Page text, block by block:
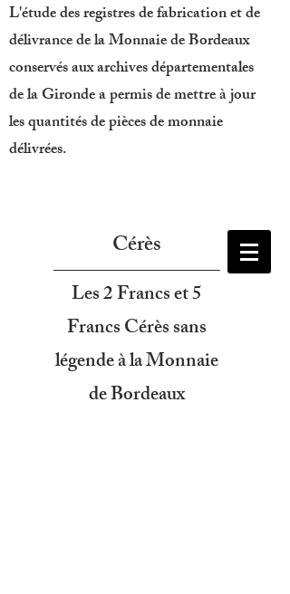
Cérès
Les 2 Francs et 5
Francs Cérès sans
légende à la Monnaie
de Bordeaux
L'étude des registres de fabrication et de
délivrance de la Monnaie de Bordeaux
conservés aux archives départementales
de la Gironde a permis de mettre à jour
les quantités de pièces de monnaie
délivrées.